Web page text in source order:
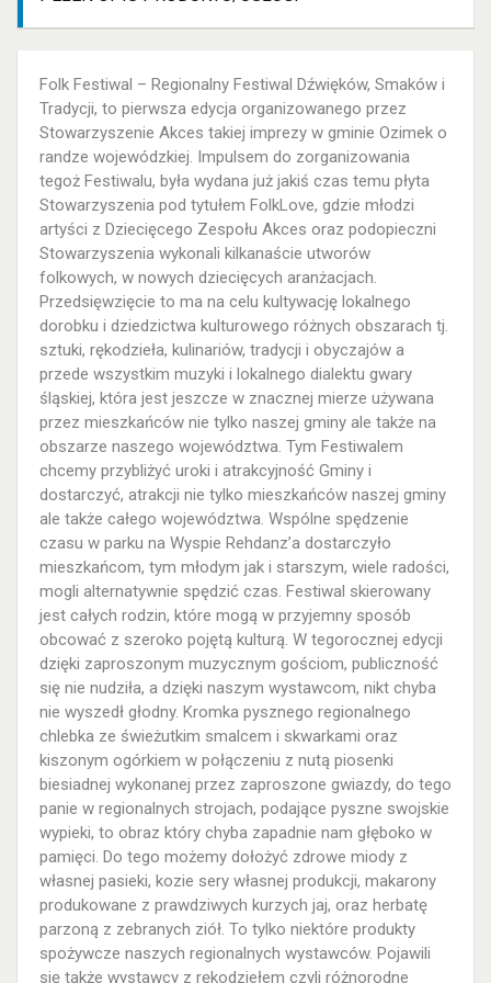
Folk Festiwal – Regionalny Festiwal Dźwięków, Smaków i
Tradycji, to pierwsza edycja organizowanego przez
Stowarzyszenie Akces takiej imprezy w gminie Ozimek o
randze wojewódzkiej. Impulsem do zorganizowania
tegoż Festiwalu, była wydana już jakiś czas temu płyta
Stowarzyszenia pod tytułem FolkLove, gdzie młodzi
artyści z Dziecięcego Zespołu Akces oraz podopieczni
Stowarzyszenia wykonali kilkanaście utworów
folkowych, w nowych dziecięcych aranżacjach.
Przedsięwzięcie to ma na celu kultywację lokalnego
dorobku i dziedzictwa kulturowego różnych obszarach tj.
sztuki, rękodzieła, kulinariów, tradycji i obyczajów a
przede wszystkim muzyki i lokalnego dialektu gwary
śląskiej, która jest jeszcze w znacznej mierze używana
przez mieszkańców nie tylko naszej gminy ale także na
obszarze naszego województwa. Tym Festiwalem
chcemy przybliżyć uroki i atrakcyjność Gminy i
dostarczyć, atrakcji nie tylko mieszkańców naszej gminy
ale także całego województwa. Wspólne spędzenie
czasu w parku na Wyspie Rehdanz’a dostarczyło
mieszkańcom, tym młodym jak i starszym, wiele radości,
mogli alternatywnie spędzić czas. Festiwal skierowany
jest całych rodzin, które mogą w przyjemny sposób
obcować z szeroko pojętą kulturą. W tegorocznej edycji
dzięki zaproszonym muzycznym gościom, publiczność
się nie nudziła, a dzięki naszym wystawcom, nikt chyba
nie wyszedł głodny. Kromka pysznego regionalnego
chlebka ze świeżutkim smalcem i skwarkami oraz
kiszonym ogórkiem w połączeniu z nutą piosenki
biesiadnej wykonanej przez zaproszone gwiazdy, do tego
panie w regionalnych strojach, podające pyszne swojskie
wypieki, to obraz który chyba zapadnie nam głęboko w
pamięci. Do tego możemy dołożyć zdrowe miody z
własnej pasieki, kozie sery własnej produkcji, makarony
produkowane z prawdziwych kurzych jaj, oraz herbatę
parzoną z zebranych ziół. To tylko niektóre produkty
spożywcze naszych regionalnych wystawców. Pojawili
się także wystawcy z rękodziełem czyli różnorodne